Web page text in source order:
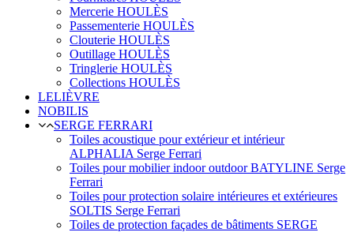
Mercerie HOULÈS
Passementerie HOULÈS
Clouterie HOULÈS
Outillage HOULÈS
Tringlerie HOULÈS
Collections HOULÈS
LELIÈVRE
NOBILIS
SERGE FERRARI
Toiles acoustique pour extérieur et intérieur
ALPHALIA Serge Ferrari
Toiles pour mobilier indoor outdoor BATYLINE Serge
Ferrari
Toiles pour protection solaire intérieures et extérieures
SOLTIS Serge Ferrari
Toiles de protection façades de bâtiments SERGE